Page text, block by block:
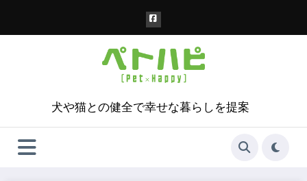
犬や猫との健全で幸せな暮らしを提案